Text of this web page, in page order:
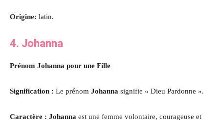
Origine: latin.
4. Johanna
Prénom Johanna pour une Fille
Signification : Le prénom Johanna signifie « Dieu Pardonne ».
Caractère : Johanna est une femme volontaire, courageuse et